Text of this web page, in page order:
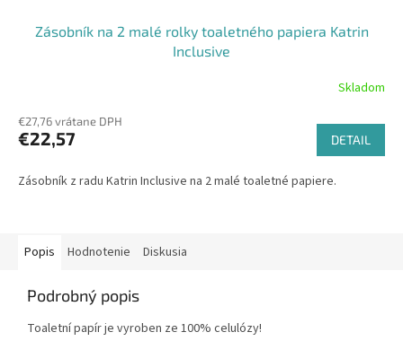
Zásobník na 2 malé rolky toaletného papiera Katrin
Inclusive
Skladom
€27,76 vrátane DPH
€22,57 DETAIL
Zásobník z radu Katrin Inclusive na 2 malé toaletné papiere.
Popis Hodnotenie Diskusia
Podrobný popis
Toaletní papír je vyroben ze 100% celulózy!